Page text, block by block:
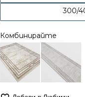
300/
Комбинирайте